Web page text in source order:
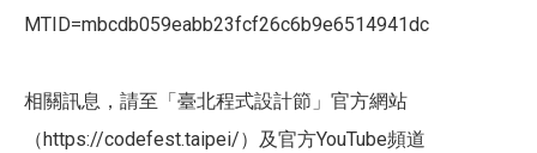
MTID=mbcdb059eabb23fcf26c6b9e6514941dc
​相關訊息，請至「臺北程式設計節」官方網站
（https://codefest.taipei/）及官方YouTube頻道